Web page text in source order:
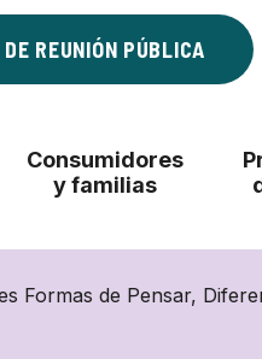
REUNIÓN PÚBLICA
Consumidores
y familias
Formas de Pensar,